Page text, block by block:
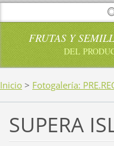
FRUTAS Y
DEL
Inicio > Fotogalería:
SUPERA